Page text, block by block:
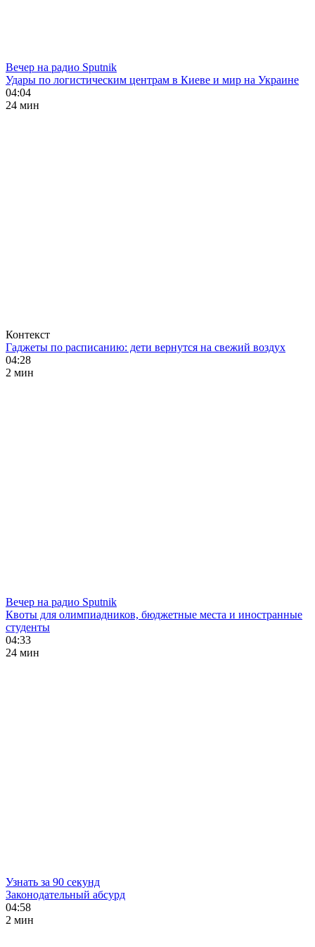
Вечер на радио Sputnik
Удары по логистическим центрам в Киеве и мир на Украине
04:04
24 мин
Контекст
Гаджеты по расписанию: дети вернутся на свежий воздух
04:28
2 мин
Вечер на радио Sputnik
Квоты для олимпиадников, бюджетные места и иностранные
студенты
04:33
24 мин
Узнать за 90 секунд
Законодательный абсурд
04:58
2 мин